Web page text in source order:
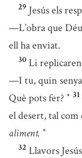
29 Jesús els
—L’obra que
ell ha enviat.
30 Li
—I tu, quin
Què pots fer? * 31
el desert, tal com
aliment. *
32 Llavors